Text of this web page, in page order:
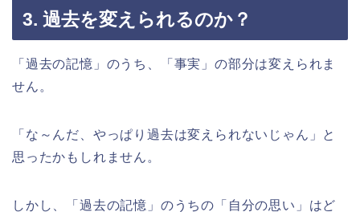
3. 過去を変えられるのか？
「過去の記憶」のうち、「事実」の部分は変えられま
せん。
「な～んだ、やっぱり過去は変えられないじゃん」と
思ったかもしれません。
しかし、「過去の記憶」のうちの「自分の思い」はど